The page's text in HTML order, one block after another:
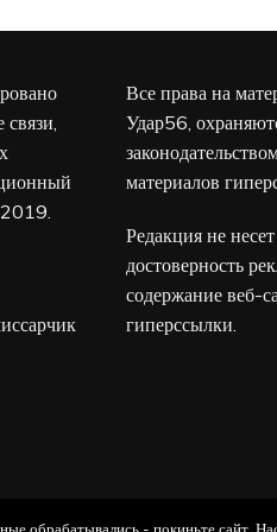
Все права на
Удар56,
материалов
Редакция не
достоверность
содержание веб-
гиперссылки.